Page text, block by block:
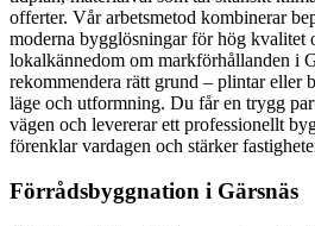
offerter. Vår arbetsmetod kombinerar
moderna bygglösningar för hög kvalitet
lokalkännedom om markförhållanden i
rekommendera rätt grund – plintar eller
läge och utformning. Du får en trygg
vägen och levererar ett professionellt
förenklar vardagen och stärker
Förrådsbyggnation i Gärsnäs